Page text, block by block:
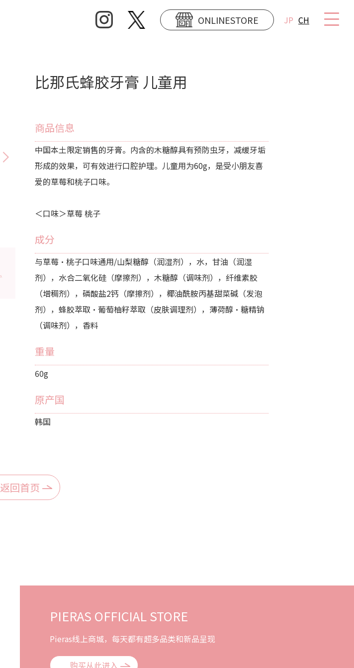
ONLINESTORE JP CH
比那氏蜂胶牙膏 儿童用
商品信息
中国本土限定销售的牙膏。内含的木糖醇具有预防虫牙，减缓牙垢
形成的效果，可有效进行口腔护理。儿童用为60g，是受小朋友喜
爱的草莓和桃子口味。
＜口味＞草莓 桃子
成分
与草莓・桃子口味通用/山梨糖醇（润湿剂），水，甘油（润湿
剂），水合二氧化硅（摩擦剂），木糖醇（调味剂），纤维素胶
（增稠剂），磷酸盐2钙（摩擦剂），椰油酰胺丙基甜菜碱（发泡
剂），蜂胶萃取・葡萄柚籽萃取（皮肤调理剂），薄荷醇・糖精钠
（调味剂），香料
重量
60g
原产国
韩国
返回首页
PIERAS OFFICIAL STORE
Pieras线上商城，每天都有超多品类和新品呈现
购买从此进入